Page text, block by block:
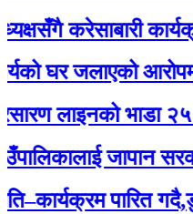
करेसाबारी कार्यक्रम
जलाएको आरोपमा
भाडा २५
जापान
पारित गदै,डुम्रे